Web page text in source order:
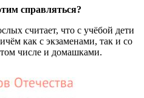
справляться?
считает, что с учёбой дети
как с экзаменами, так и со
числе и домашками.